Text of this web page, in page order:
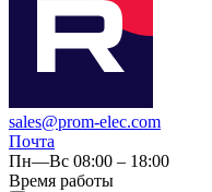
sales@prom-elec.com
Почта
Пн—Вс 08:00 – 18:00
Время работы